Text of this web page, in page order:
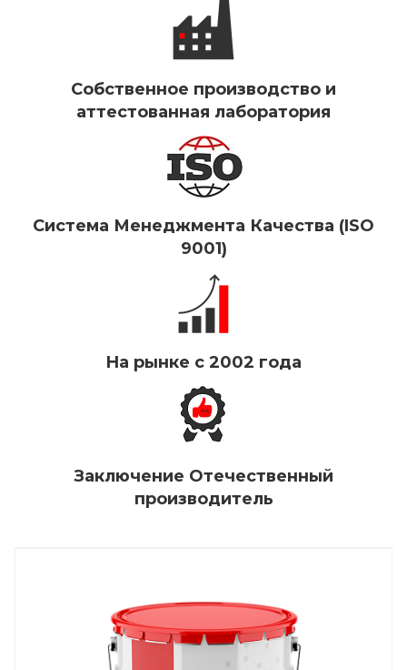
Собственное производство и
аттестованная лаборатория
Система Менеджмента Качества (ISO
9001)
На рынке с 2002 года
Заключение Отечественный
производитель